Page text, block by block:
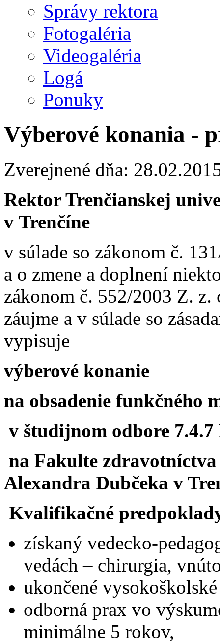
Správy rektora
Fotogaléria
Videogaléria
Logá
Ponuky
Výberové konania -
Zverejnené dňa:
Rektor Trenčianskej
v Trenčíne
v súlade so zákonom č.
a o zmene a doplnení
zákonom č. 552/2003 Z.
záujme a v súlade so
vypisuje
výberové konanie
na obsadenie funkčného
v študijnom odbore
na Fakulte
Alexandra Dubčeka v
Kvalifikačné
získaný vedecko-
vedách – chirurgia,
ukončené
odborná prax vo
minimálne 5 rokov,